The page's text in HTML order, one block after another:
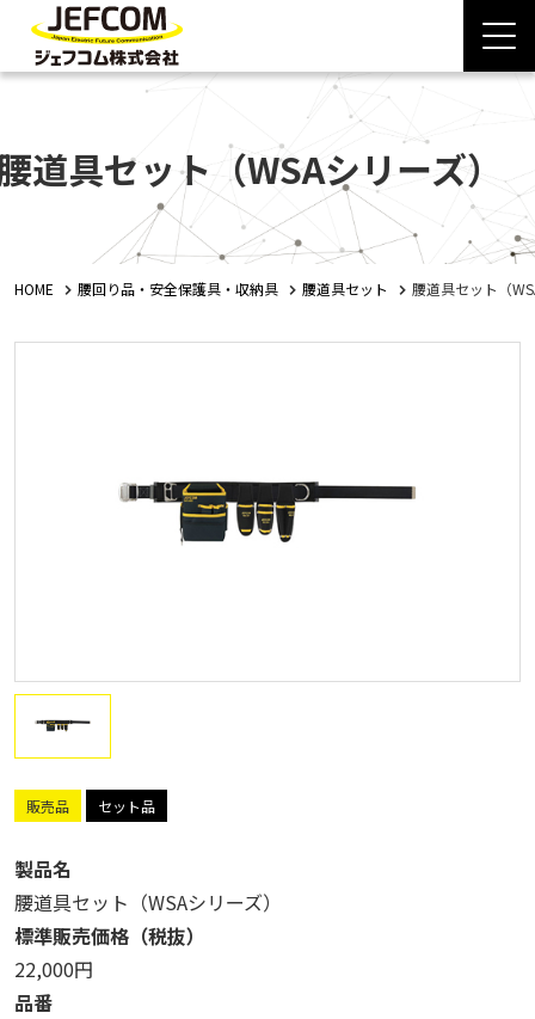
道具セット（WSAシリーズ）
HOME 腰回り品・安全保護具・収納具 腰道具セット 腰道具セット（
販売品 セット品
製品名
腰道具セット（WSAシリーズ）
標準販売価格（税抜）
22,000円
品番